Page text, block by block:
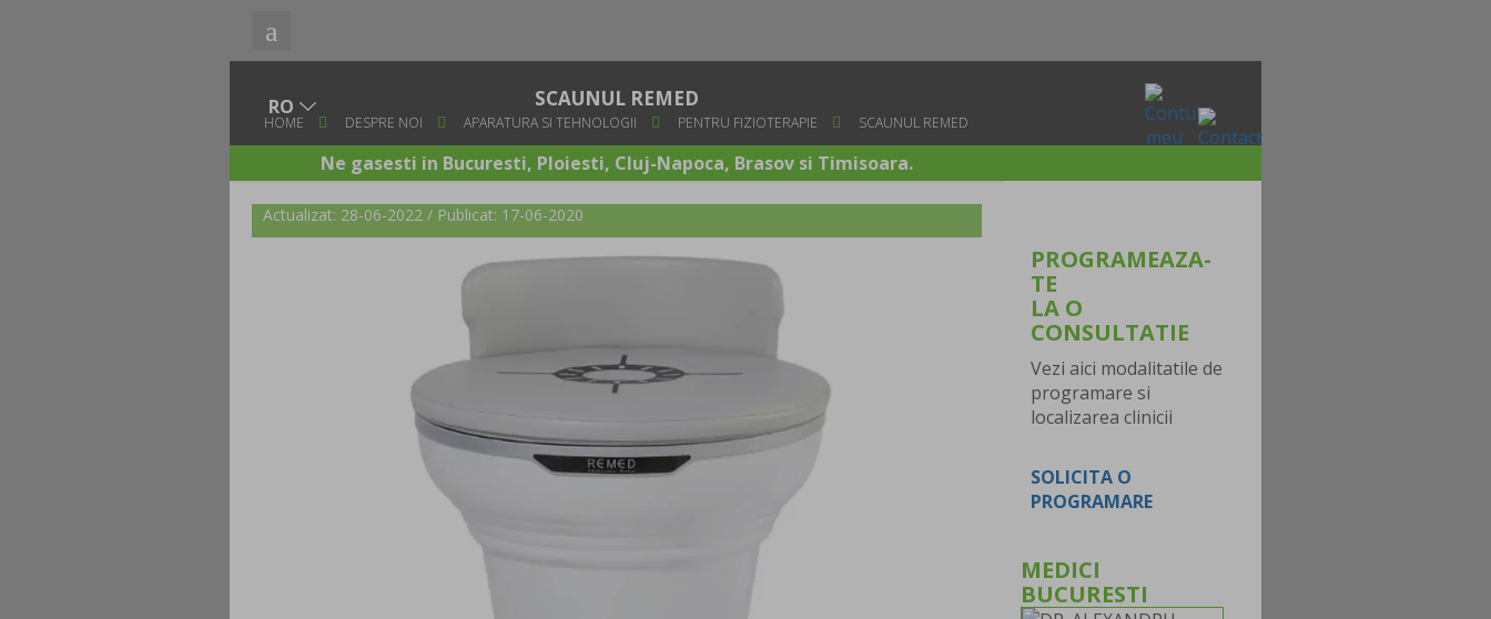
SCAUNUL REMED
HOME DESPRE NOI APARATURA SI TEHNOLOGII PENTRU FIZIOTERAPIE SCAUNUL REMED
Ne gasesti in Bucuresti, Ploiesti, Cluj-Napoca, Brasov si Timisoara.
Actualizat: 28-06-2022 / Publicat: 17-06-2020
PROGRAMEAZA-
TE
LA O
CONSULTATIE
Vezi aici modalitatile de
programare si
localizarea clinicii
SOLICITA O
PROGRAMARE
MEDICI
BUCURESTI